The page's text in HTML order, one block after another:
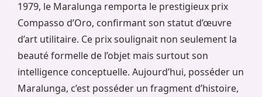
1979, le Maralunga remporta le prestigieux prix
Compasso d’Oro, confirmant son statut d’œuvre
d’art utilitaire. Ce prix soulignait non seulement la
beauté formelle de l’objet mais surtout son
intelligence conceptuelle. Aujourd’hui, posséder un
Maralunga, c’est posséder un fragment d’histoire,